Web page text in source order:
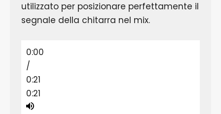
utilizzato per posizionare perfettamente il
segnale della chitarra nel mix.
0:00
/
0:21
0:21